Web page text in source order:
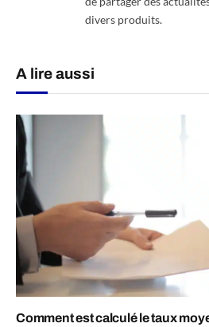
divers produits.
A lire aussi
Comment est calculé le taux